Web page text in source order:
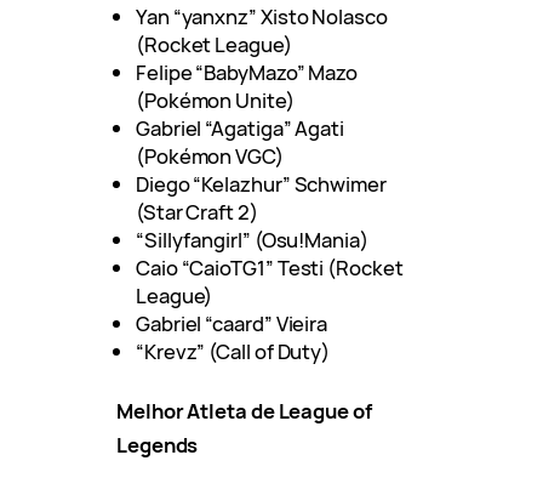
Yan “yanxnz” Xisto Nolasco
(Rocket League)
Felipe “BabyMazo” Mazo
(Pokémon Unite)
Gabriel “Agatiga” Agati
(Pokémon VGC)
Diego “Kelazhur” Schwimer
(Star Craft 2)
“Sillyfangirl” (Osu!Mania)
Caio “CaioTG1” Testi (Rocket
League)
Gabriel “caard” Vieira
“Krevz” (Call of Duty)
Melhor Atleta de League of
Legends